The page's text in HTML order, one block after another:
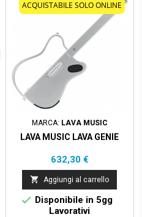
ACQUISTABILE SOLO ONLINE
MARCA: LAVA MUSIC
LAVA MUSIC LAVA GENIE
Prezzo
632,30 €
 Aggiungi al carrello
 Disponibile in 5gg
Lavorativi